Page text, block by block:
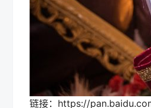
链接：https://